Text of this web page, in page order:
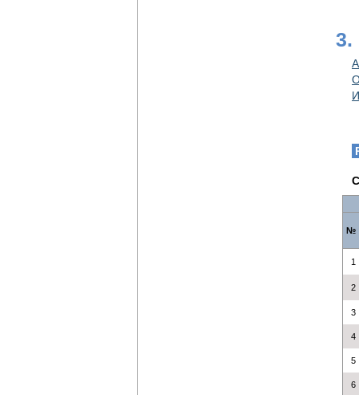
3.
№
1
2
3
4
5
6